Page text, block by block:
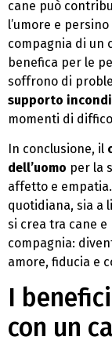
cane può
l’umore e
compagnia di un
benefica per le
soffrono di
supporto
momenti di
In conclusione, il
dell’uomo per la
affetto e
quotidiana, sia a
si crea tra cane
compagnia:
amore, fiducia e
I
con un